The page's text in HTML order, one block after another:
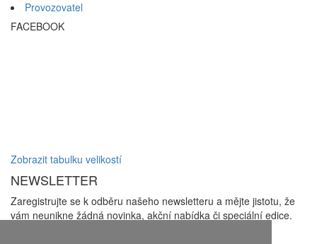
Provozovatel
FACEBOOK
Zobrazit tabulku velikostí
NEWSLETTER
Zaregistrujte se k odběru našeho newsletteru a mějte jistotu, že
vám neunikne žádná novinka, akční nabídka či speciální edice.